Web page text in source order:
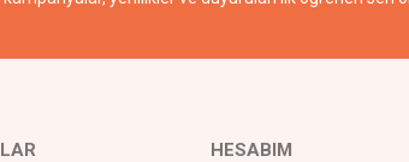
HESABIM